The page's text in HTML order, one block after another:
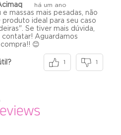
há um ano
massas mais pesadas, não
produto ideal para seu caso
Se tiver mais dúvida,
contatar! Aguardamos
😊
1 1